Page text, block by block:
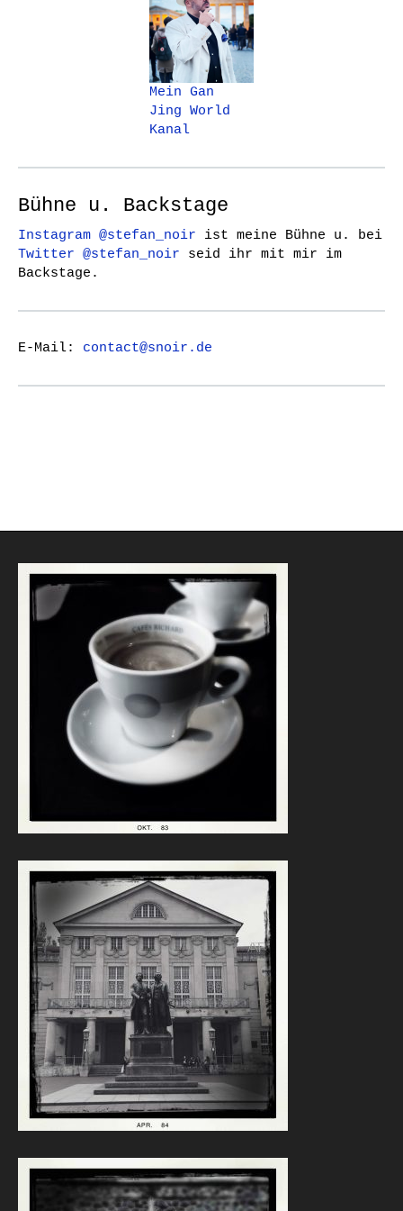
Mein Gan
Jing World
Kanal
Bühne u. Backstage
Instagram @stefan_noir ist meine Bühne u. bei
Twitter @stefan_noir seid ihr mit mir im
Backstage.
E-Mail: contact@snoir.de